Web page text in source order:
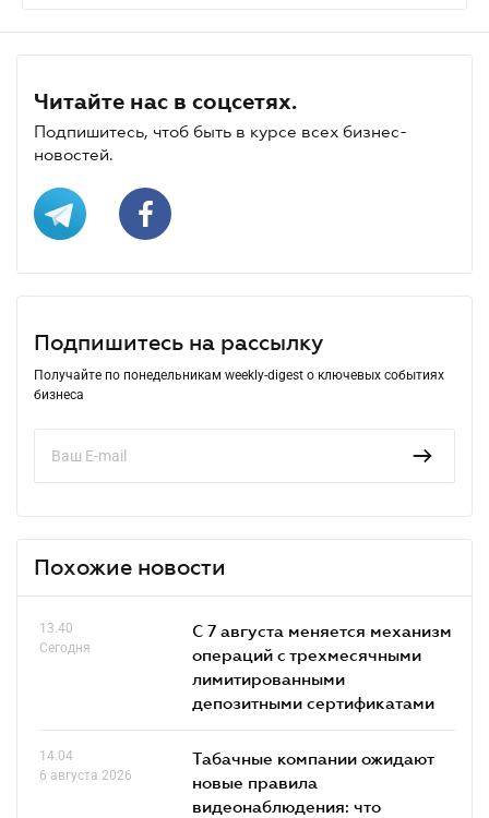
Читайте нас в соцсетях.
Подпишитесь, чтоб быть в курсе всех бизнес-
новостей.
Подпишитесь на рассылку
Получайте по понедельникам weekly-digest о ключевых событиях
бизнеса
Похожие новости
13.40
Сегодня
С 7 августа меняется механизм
операций с трехмесячными
лимитированными
депозитными сертификатами
14.04
6 августа 2026
Табачные компании ожидают
новые правила
видеонаблюдения: что